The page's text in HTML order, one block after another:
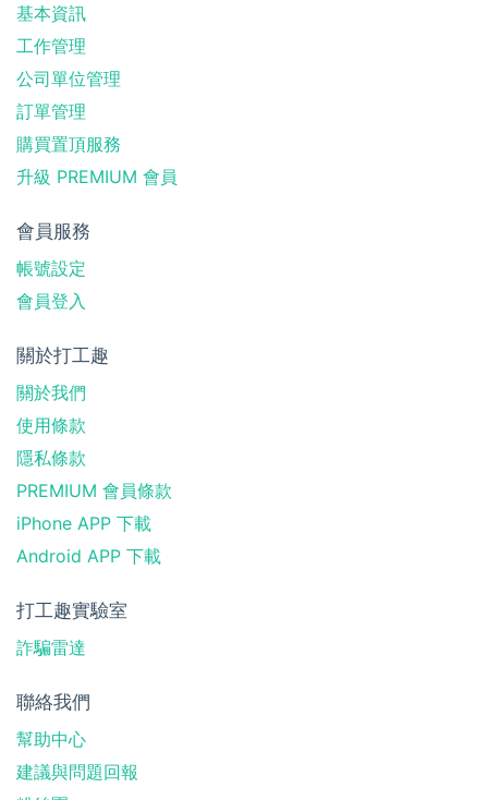
基本資訊
工作管理
公司單位管理
訂單管理
購買置頂服務
升級 PREMIUM 會員
會員服務
帳號設定
會員登入
關於打工趣
關於我們
使用條款
隱私條款
PREMIUM 會員條款
iPhone APP 下載
Android APP 下載
打工趣實驗室
詐騙雷達
聯絡我們
幫助中心
建議與問題回報